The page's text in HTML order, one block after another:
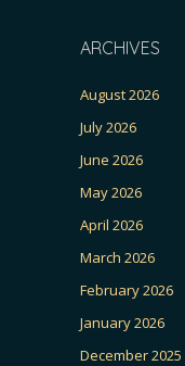
ARCHIVES
August 2026
July 2026
June 2026
May 2026
April 2026
March 2026
February 2026
January 2026
December 2025